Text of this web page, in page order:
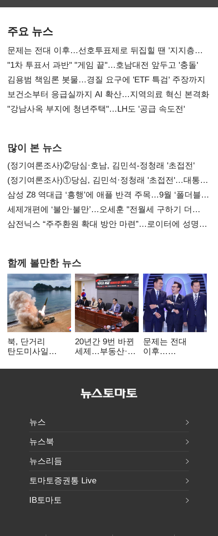
주요 뉴스
문제는 전대 이후…선호투표제로 뒤집힐 땐 '지지층
불복'
"1차 투표서 과반" "게임 끝"…호남대전 앞두고 '충돌'
김용범 책임론 봇물…경질 요구에 'ETF 특검' 주장까지
보건소부터 응급실까지 AI 확산…지역의료 혁신 본격화
"강남사옥 부지에 청년주택"…LH도 '공급 속도전'
많이 본 뉴스
(정기여론조사)②당심·호남, 김민석-정청래 '초접전'
(정기여론조사)①당심, 김민석·정청래 '초접전'…대통령
지지도 '50% 아래로'(종합)
삼성 Z8 역대급 ‘흥행’에 애플 반격 주목…9월 ‘폴더블
대전’
세제개편에 ‘불안·불만’…오세훈 "전월세 구하기 더
힘들어질 것"
삼전닉스 “주주환원 확대 방안 마련”…로이터에 성명
함께 볼만한 뉴스
북, 단거리
탄도미사일
"즉각 중단 촉구"
20년간 9번 바뀐
세제…부동산·
건드렸다
문제는 전대
이후…
뒤집힐 땐
뉴스
뉴스북
뉴스리듬
토마토증권통 Live
IB토마토